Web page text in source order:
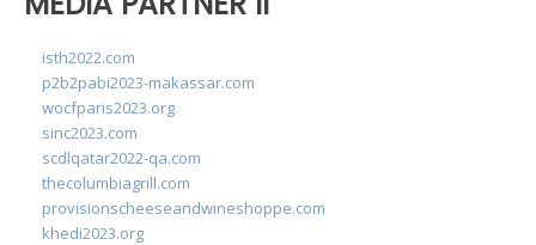
isth2022.com
p2b2pabi2023-makassar.com
wocfparis2023.org
sinc2023.com
scdlqatar2022-qa.com
thecolumbiagrill.com
provisionscheeseandwineshoppe.com
khedi2023.org